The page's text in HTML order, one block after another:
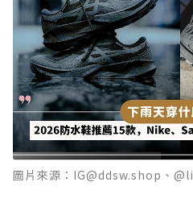
圖片來源：IG@ddsw.shop、